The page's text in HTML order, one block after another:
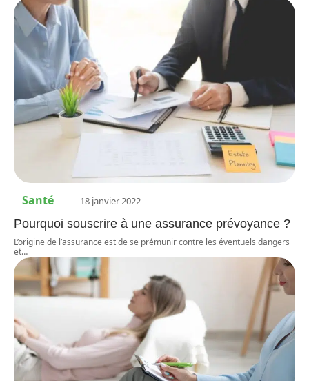
Santé 18 janvier 2022
Pourquoi souscrire à une assurance prévoyance ?
L’origine de l’assurance est de se prémunir contre les éventuels dangers
et…